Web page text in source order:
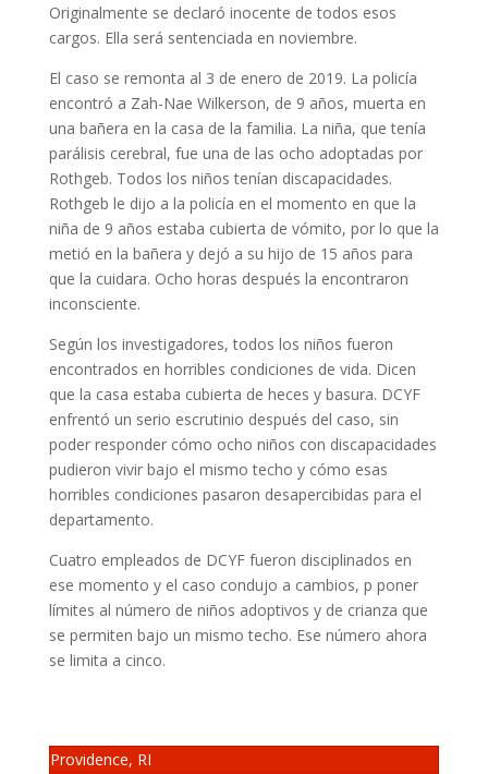
Originalmente se declaró inocente de todos esos
cargos. Ella será sentenciada en noviembre.
El caso se remonta al 3 de enero de 2019. La policía
encontró a Zah-Nae Wilkerson, de 9 años, muerta en
una bañera en la casa de la familia. La niña, que tenía
parálisis cerebral, fue una de las ocho adoptadas por
Rothgeb. Todos los niños tenían discapacidades.
Rothgeb le dijo a la policía en el momento en que la
niña de 9 años estaba cubierta de vómito, por lo que la
metió en la bañera y dejó a su hijo de 15 años para
que la cuidara. Ocho horas después la encontraron
inconsciente.
Según los investigadores, todos los niños fueron
encontrados en horribles condiciones de vida. Dicen
que la casa estaba cubierta de heces y basura. DCYF
enfrentó un serio escrutinio después del caso, sin
poder responder cómo ocho niños con discapacidades
pudieron vivir bajo el mismo techo y cómo esas
horribles condiciones pasaron desapercibidas para el
departamento.
Cuatro empleados de DCYF fueron disciplinados en
ese momento y el caso condujo a cambios, p poner
límites al número de niños adoptivos y de crianza que
se permiten bajo un mismo techo. Ese número ahora
se limita a cinco.
Providence, RI